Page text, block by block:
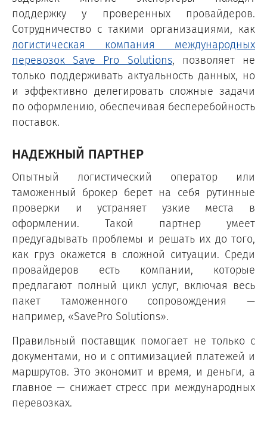
поддержку у проверенных провайдеров.
Сотрудничество с такими организациями, как
логистическая компания международных
перевозок Save Pro Solutions, позволяет не
только поддерживать актуальность данных, но
и эффективно делегировать сложные задачи
по оформлению, обеспечивая бесперебойность
поставок.
НАДЕЖНЫЙ ПАРТНЕР
Опытный логистический оператор или
таможенный брокер берет на себя рутинные
проверки и устраняет узкие места в
оформлении. Такой партнер умеет
предугадывать проблемы и решать их до того,
как груз окажется в сложной ситуации. Среди
провайдеров есть компании, которые
предлагают полный цикл услуг, включая весь
пакет таможенного сопровождения —
например, «SavePro Solutions».
Правильный поставщик помогает не только с
документами, но и с оптимизацией платежей и
маршрутов. Это экономит и время, и деньги, а
главное — снижает стресс при международных
перевозках.